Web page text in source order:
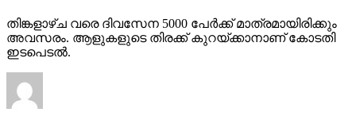
തിങ്കളാഴ്ച വരെ ദിവസേന 5000 പേര്‍ക്ക് മാത്രമായിരിക്കും
അവസരം. ആളുകളുടെ തിരക്ക് കുറയ്ക്കാനാണ് കോടതി
ഇടപെടല്‍.